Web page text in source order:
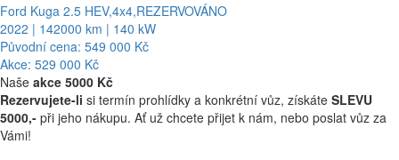
Ford Kuga 2.5 HEV,4x4,REZERVOVÁNO
2022 | 142000 km | 140 kW
Původní cena: 549 000 Kč
Akce: 529 000 Kč
Naše akce 5000 Kč
Rezervujete-li si termín prohlídky a konkrétní vůz, získáte SLEVU
5000,- při jeho nákupu. Ať už chcete přijet k nám, nebo poslat vůz za
Vámi!